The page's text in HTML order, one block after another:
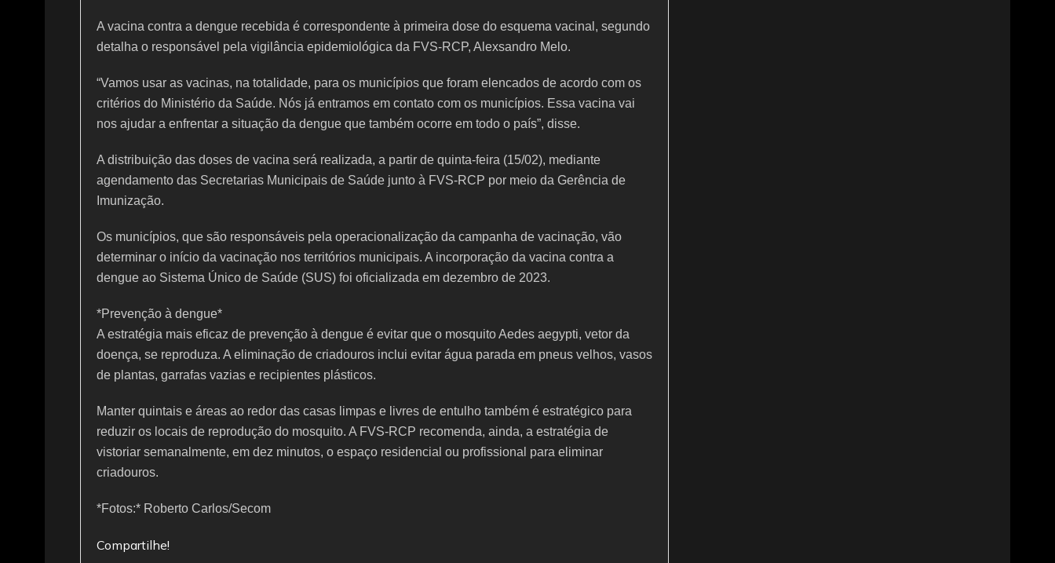
A vacina contra a dengue recebida é correspondente à primeira dose do esquema vacinal, segundo
detalha o responsável pela vigilância epidemiológica da FVS-RCP, Alexsandro Melo.
“Vamos usar as vacinas, na totalidade, para os municípios que foram elencados de acordo com os
critérios do Ministério da Saúde. Nós já entramos em contato com os municípios. Essa vacina vai
nos ajudar a enfrentar a situação da dengue que também ocorre em todo o país”, disse.
A distribuição das doses de vacina será realizada, a partir de quinta-feira (15/02), mediante
agendamento das Secretarias Municipais de Saúde junto à FVS-RCP por meio da Gerência de
Imunização.
Os municípios, que são responsáveis pela operacionalização da campanha de vacinação, vão
determinar o início da vacinação nos territórios municipais. A incorporação da vacina contra a
dengue ao Sistema Único de Saúde (SUS) foi oficializada em dezembro de 2023.
*Prevenção à dengue*
A estratégia mais eficaz de prevenção à dengue é evitar que o mosquito Aedes aegypti, vetor da
doença, se reproduza. A eliminação de criadouros inclui evitar água parada em pneus velhos, vasos
de plantas, garrafas vazias e recipientes plásticos.
Manter quintais e áreas ao redor das casas limpas e livres de entulho também é estratégico para
reduzir os locais de reprodução do mosquito. A FVS-RCP recomenda, ainda, a estratégia de
vistoriar semanalmente, em dez minutos, o espaço residencial ou profissional para eliminar
criadouros.
*Fotos:* Roberto Carlos/Secom
Compartilhe!